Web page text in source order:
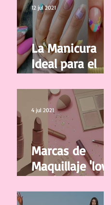
La Manicura
Ideal para el
Verano 2021
12 jul 2021
Marcas de
Maquillaje 'low
cost' y de buena
calidad
4 jul 2021